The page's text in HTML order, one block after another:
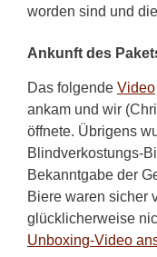
worden sind und
Ankunft des
Das folgende Video
ankam und wir
öffnete. Übrigens
Blindverkostungs-
Bekanntgabe der
Biere waren sicher
glücklicherweise
Unboxing-Video